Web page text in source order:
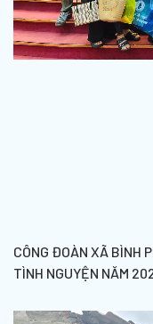
CÔNG ĐOÀN XÃ BÌNH
TÌNH NGUYỆN NĂM